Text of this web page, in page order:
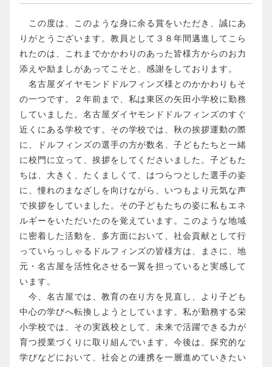
この度は、このような身に余る賞をいただき、誠にあ
りがとうございます。教員として３８年間邁進してこら
れたのは、これまでかかわりのあった皆様方からのお力
添えや励ましがあってこそと、感謝をしております。
名古屋ダイヤモンドドルフィンズ様とのかかわりもそ
の一つです。２年前まで、私は東区の矢田小学校に勤務
していました。名古屋ダイヤモンドドルフィンズのすぐ
近くにある学校です。その学校では、秋の挨拶運動の際
に、ドルフィンズの選手の方が数名、子どもたちと一緒
に校門に立って、挨拶をしてくださいました。子どもた
ちは、大きく、たくましくて、はつらつとした選手の姿
に、憧れのまなざしを向けながら、いつもより元気な声
で挨拶をしていました。その子どもたちの姿に私もエネ
ルギーをいただいたのを覚えています。このような地域
に密着した活動を、多方面において、社会貢献として行
っていらっしゃるドルフィンズの皆様方は、まさに、地
元・名古屋を活性化させる一翼を担っていると実感して
います。
今、名古屋では、教育の在り方を見直し、より子ども
中心の学びへ転換しようとしています。私が勤務する栄
小学校では、その実践校として、未来で活躍できる力が
育つ授業づくりに取り組んでいます。今後は、探究的な
学びなどにおいて、社会との連携を一層進めていきたい